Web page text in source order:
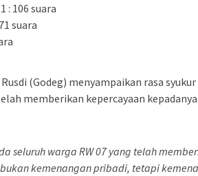
: 106 suara
suara
(Godeg) menyampaikan rasa syukur
memberikan kepercayaan
seluruh warga RW 07 yang telah
kemenangan pribadi, tetapi